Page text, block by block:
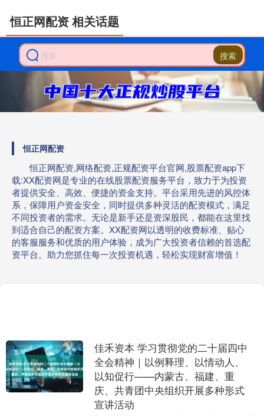
搜索
恒正网配资
恒正网配资,网络配资,正规配资平台官网,股票配资app下
载:XX配资网是专业的在线股票配资服务平台，致力于为投资
者提供安全、高效、便捷的资金支持。平台采用先进的风控体
系，保障用户资金安全，同时提供多种灵活的配资模式，满足
不同投资者的需求。无论是新手还是资深股民，都能在这里找
到适合自己的配资方案。XX配资网以透明的收费标准、贴心
的客服服务和优质的用户体验，成为广大投资者信赖的首选配
资平台。助力您抓住每一次投资机遇，轻松实现财富增值！
恒正网配资 相关话题
佳禾资本 学习贯彻党的二十届四中
全会精神｜以例释理、以情动人、
以知促行——内蒙古、福建、重
庆、共青团中央组织开展多种形式
宣讲活动